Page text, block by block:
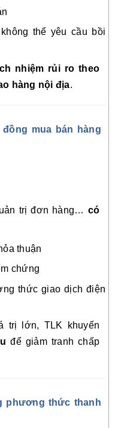
thể yêu cầu bồi
nhiệm rủi ro theo
hàng nội địa.
mua bán hàng
trị đơn hàng… có
thuận
chứng
thức giao dịch điện
trị lớn, TLK khuyến
để giảm tranh chấp
phương thức thanh